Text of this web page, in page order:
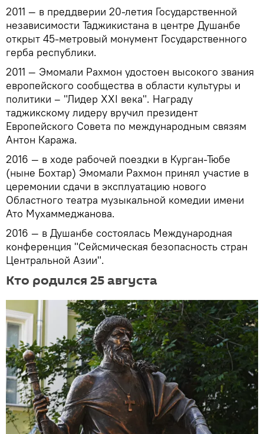
2011 — в преддверии 20-летия Государственной
независимости Таджикистана в центре Душанбе
открыт 45-метровый монумент Государственного
герба республики.
2011 — Эмомали Рахмон удостоен высокого звания
европейского сообщества в области культуры и
политики – "Лидер XXI века". Награду
таджикскому лидеру вручил президент
Европейского Совета по международным связям
Антон Каража.
2016 — в ходе рабочей поездки в Курган-Тюбе
(ныне Бохтар) Эмомали Рахмон принял участие в
церемонии сдачи в эксплуатацию нового
Областного театра музыкальной комедии имени
Ато Мухаммеджанова.
2016 — в Душанбе состоялась Международная
конференция "Сейсмическая безопасность стран
Центральной Азии".
Кто родился 25 августа